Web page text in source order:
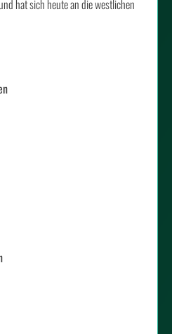
hat sich heute an die westlichen